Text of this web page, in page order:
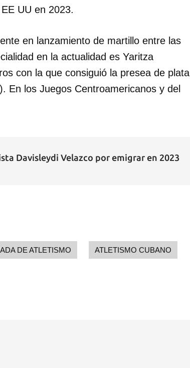
UU en 2023.
en lanzamiento de martillo entre las
en la actualidad es Yaritza
con la que consiguió la presea de plata
En los Juegos Centroamericanos y del
Davisleydi Velazco por emigrar en 2023
DE ATLETISMO ATLETISMO CUBANO